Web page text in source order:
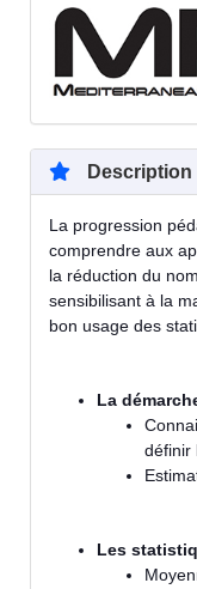
Description
La progression
comprendre aux
la réduction du
sensibilisant à la
bon usage des
La
définir
Les